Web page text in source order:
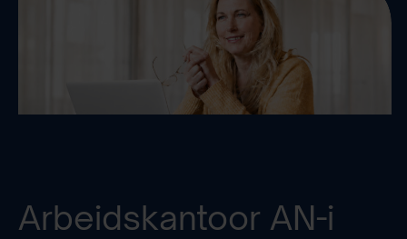
Arbeidskantoor AN-i